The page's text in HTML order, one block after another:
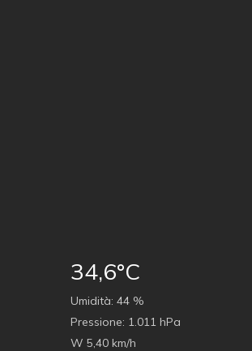
34,6°C
Umidità: 44 %
Pressione: 1.011 hPa
W 5,40 km/h